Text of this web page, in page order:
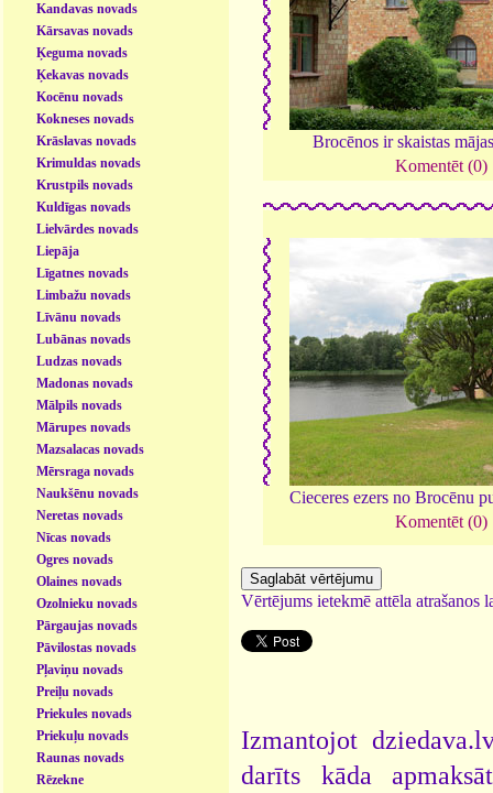
Kandavas novads
Kārsavas novads
Ķeguma novads
Ķekavas novads
Kocēnu novads
Kokneses novads
Krāslavas novads
Krimuldas novads
Krustpils novads
Kuldīgas novads
Lielvārdes novads
Liepāja
Līgatnes novads
Limbažu novads
Līvānu novads
Lubānas novads
Ludzas novads
Madonas novads
Mālpils novads
Mārupes novads
Mazsalacas novads
Mērsraga novads
Naukšēnu novads
Neretas novads
Nīcas novads
Ogres novads
Olaines novads
Ozolnieku novads
Pārgaujas novads
Pāvilostas novads
Pļaviņu novads
Preiļu novads
Priekules novads
Priekuļu novads
Raunas novads
Rēzekne
Brocēnos ir skaistas
Komentēt (0)
Cieceres ezers no Brocēnu
Komentēt (0)
Vērtējums ietekmē attēla atrašanos
Izmantojot
darīts kāda